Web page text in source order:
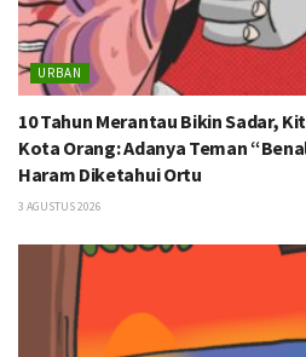
URBAN
10 Tahun Merantau Bikin Sadar,
Kota Orang: Adanya Teman
Haram Diketahui Ortu
3 AGUSTUS 2026